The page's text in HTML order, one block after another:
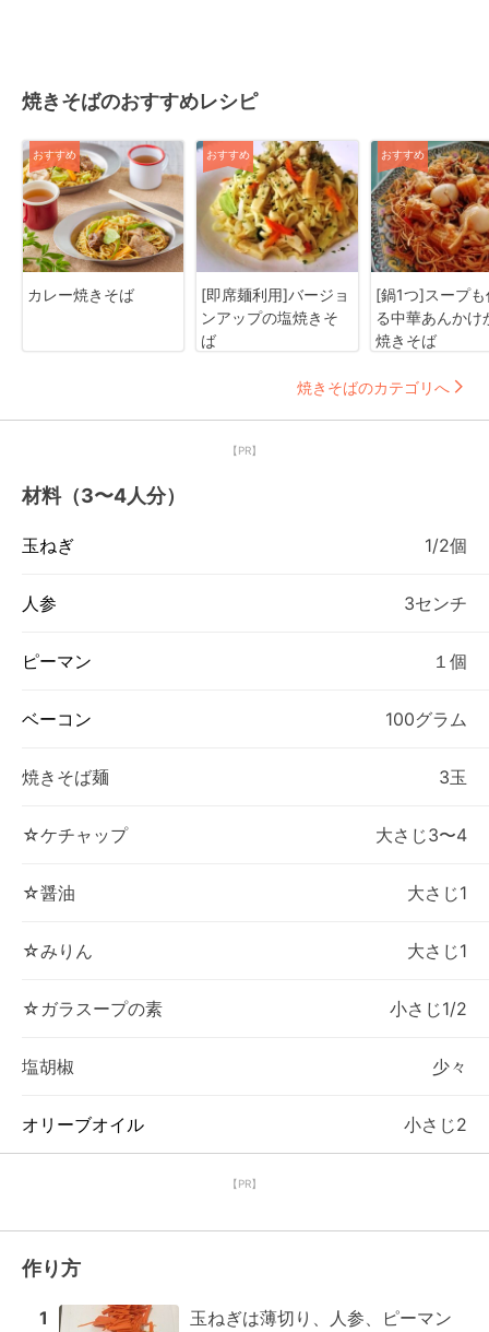
焼きそばのおすすめレシピ
おすすめ
カレー焼きそば
おすすめ
[即席麺利用]バージョ
ンアップの塩焼きそ
ば
おすすめ
[鍋1つ]スープも
る中華あんかけ
焼きそば
焼きそばのカテゴリへ
【PR】
材料（3〜4人分）
玉ねぎ 1/2個
人参 3センチ
ピーマン １個
ベーコン 100グラム
焼きそば麺 3玉
☆ケチャップ 大さじ3〜4
☆醤油 大さじ1
☆みりん 大さじ1
☆ガラスープの素 小さじ1/2
塩胡椒 少々
オリーブオイル 小さじ2
【PR】
作り方
1
玉ねぎは薄切り、人参、ピーマン